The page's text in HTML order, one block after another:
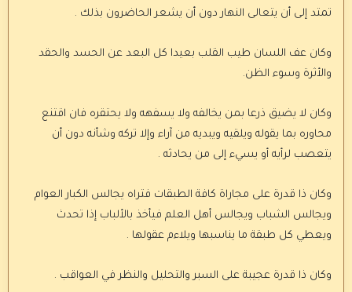
تمتد إلى أن يتعالى النهار دون أن يشعر الحاضرون بذلك .
وكان عف اللسان طيب القلب بعيدا كل البعد عن الحسد والحقد
والأثرة وسوء الظن.
وكان لا يضيق ذرعا بمن يخالفه ولا يسفهه ولا يحتقره فان اقتنع
محاوره بما يقوله ويلقيه ويبديه من آراء وإلا تركه وشأنه دون أن
يتعصب لرأيه أو يسيء إلى من يحادثه .
وكان ذا قدرة على مجاراة كافة الطبقات فتراه يجالس الكبار العوام
ويجالس الشباب ويجالس أهل العلم فيأخذ بالألباب إذا تحدث
ويعطي كل طبقة ما يناسبها ويلاءم عقولها .
وكان ذا قدرة عجيبة على السبر والتحليل والنظر في العواقب .